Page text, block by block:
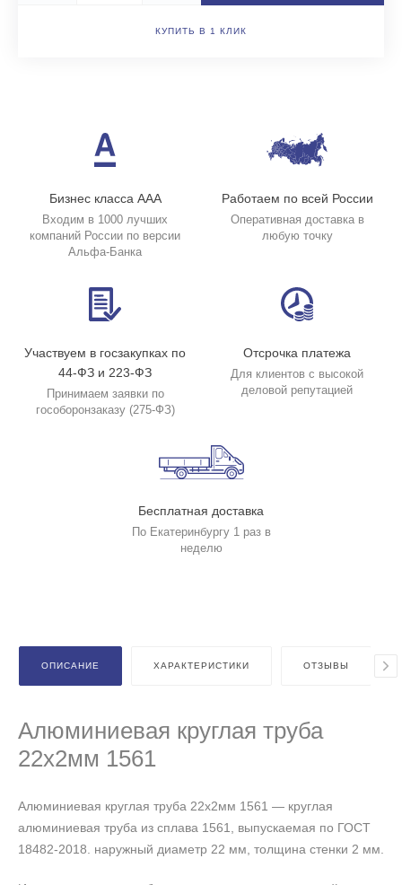
КУПИТЬ В 1 КЛИК
Бизнес класса ААА
Входим в 1000 лучших
компаний России по версии
Альфа-Банка
Работаем по всей России
Оперативная доставка в
любую точку
Участвуем в госзакупках по
44-ФЗ и 223-ФЗ
Принимаем заявки по
гособоронзаказу (275-ФЗ)
Отсрочка платежа
Для клиентов с высокой
деловой репутацией
Бесплатная доставка
По Екатеринбургу 1 раз в
неделю
ОПИСАНИЕ ХАРАКТЕРИСТИКИ ОТЗЫВЫ
Алюминиевая круглая труба
22х2мм 1561
Алюминиевая круглая труба 22х2мм 1561 — круглая
алюминиевая труба из сплава 1561, выпускаемая по ГОСТ
18482-2018. наружный диаметр 22 мм, толщина стенки 2 мм.